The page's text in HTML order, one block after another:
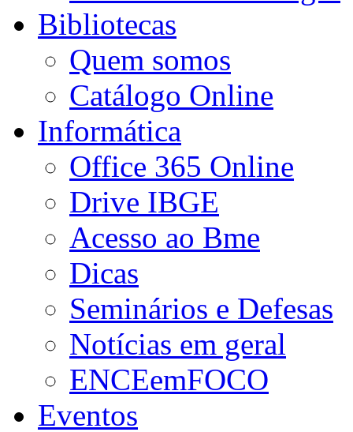
Bibliotecas
Quem somos
Catálogo Online
Informática
Office 365 Online
Drive IBGE
Acesso ao Bme
Dicas
Seminários e Defesas
Notícias em geral
ENCEemFOCO
Eventos